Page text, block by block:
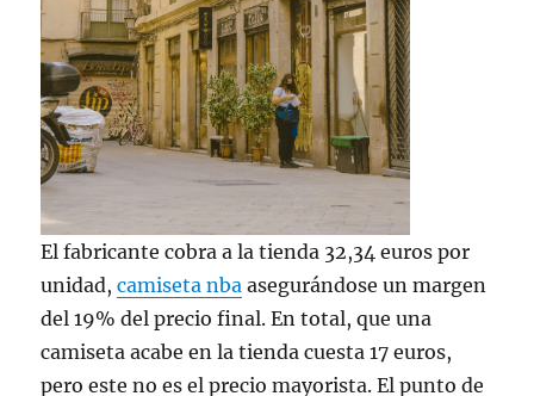
El fabricante cobra a la tienda 32,34 euros por
unidad,camiseta nba asegurándose un margen
del 19% del precio final. En total, que una
camiseta acabe en la tienda cuesta 17 euros,
pero este no es el precio mayorista. El punto de